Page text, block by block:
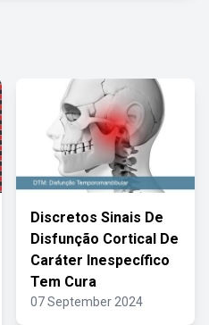
Discretos Sinais De
Disfunção Cortical De
Caráter Inespecífico
Tem Cura
07 September 2024